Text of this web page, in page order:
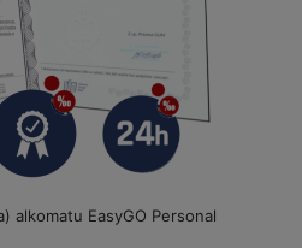
alkomatu EasyGO Personal